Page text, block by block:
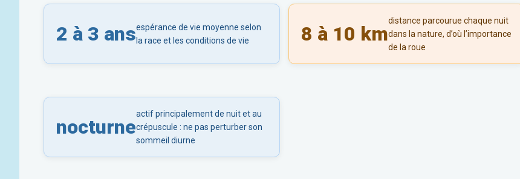
2 à 3 ansespérance de vie moyenne selon
la race et les conditions de vie
8 à 10 km
distance parcourue chaque nuit
dans la nature, d’où l’importance
de la roue
nocturne
actif principalement de nuit et au
crépuscule : ne pas perturber son
sommeil diurne